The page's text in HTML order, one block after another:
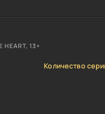
13+
Количество